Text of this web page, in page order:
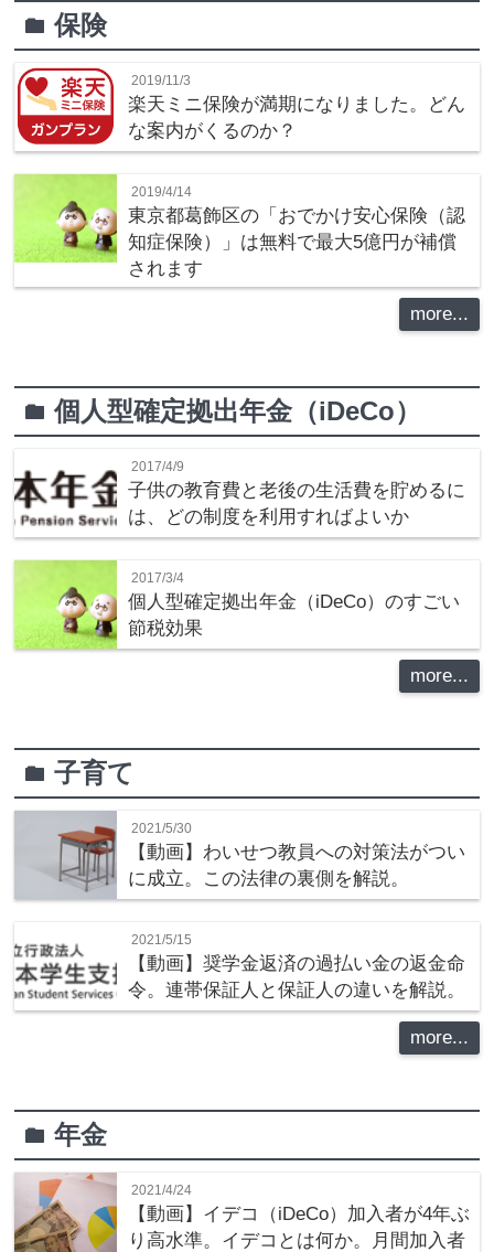
folder保険
2019/11/3
楽天ミニ保険が満期になりました。どん
な案内がくるのか？
2019/4/14
東京都葛飾区の「おでかけ安心保険（認
知症保険）」は無料で最大5億円が補償
されます
more...
folder個人型確定拠出年金（iDeCo）
2017/4/9
子供の教育費と老後の生活費を貯めるに
は、どの制度を利用すればよいか
2017/3/4
個人型確定拠出年金（iDeCo）のすごい
節税効果
more...
folder子育て
2021/5/30
【動画】わいせつ教員への対策法がつい
に成立。この法律の裏側を解説。
2021/5/15
【動画】奨学金返済の過払い金の返金命
令。連帯保証人と保証人の違いを解説。
more...
folder年金
2021/4/24
【動画】イデコ（iDeCo）加入者が4年ぶ
り高水準。イデコとは何か。月間加入者